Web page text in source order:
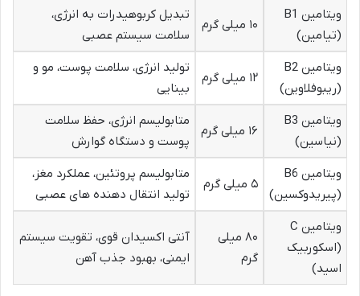
ویتامین B1
(تیامین)
۱۰ میلی گرم
تبدیل کربوهیدرات به انرژی،
سلامت سیستم عصبی
ویتامین B2
(ریبوفلاوین)
۱۲ میلی گرم
تولید انرژی، سلامت پوست، مو و
بینایی
ویتامین B3
(نیاسین)
۱۶ میلی گرم
متابولیسم انرژی، حفظ سلامت
پوست و دستگاه گوارش
ویتامین B6
(پیریدوکسین)
۵ میلی گرم
متابولیسم پروتئین، عملکرد مغز،
تولید انتقال دهنده های عصبی
ویتامین C
(اسکوربیک
اسید)
۸۰ میلی
گرم
آنتی اکسیدان قوی، تقویت سیستم
ایمنی، بهبود جذب آهن